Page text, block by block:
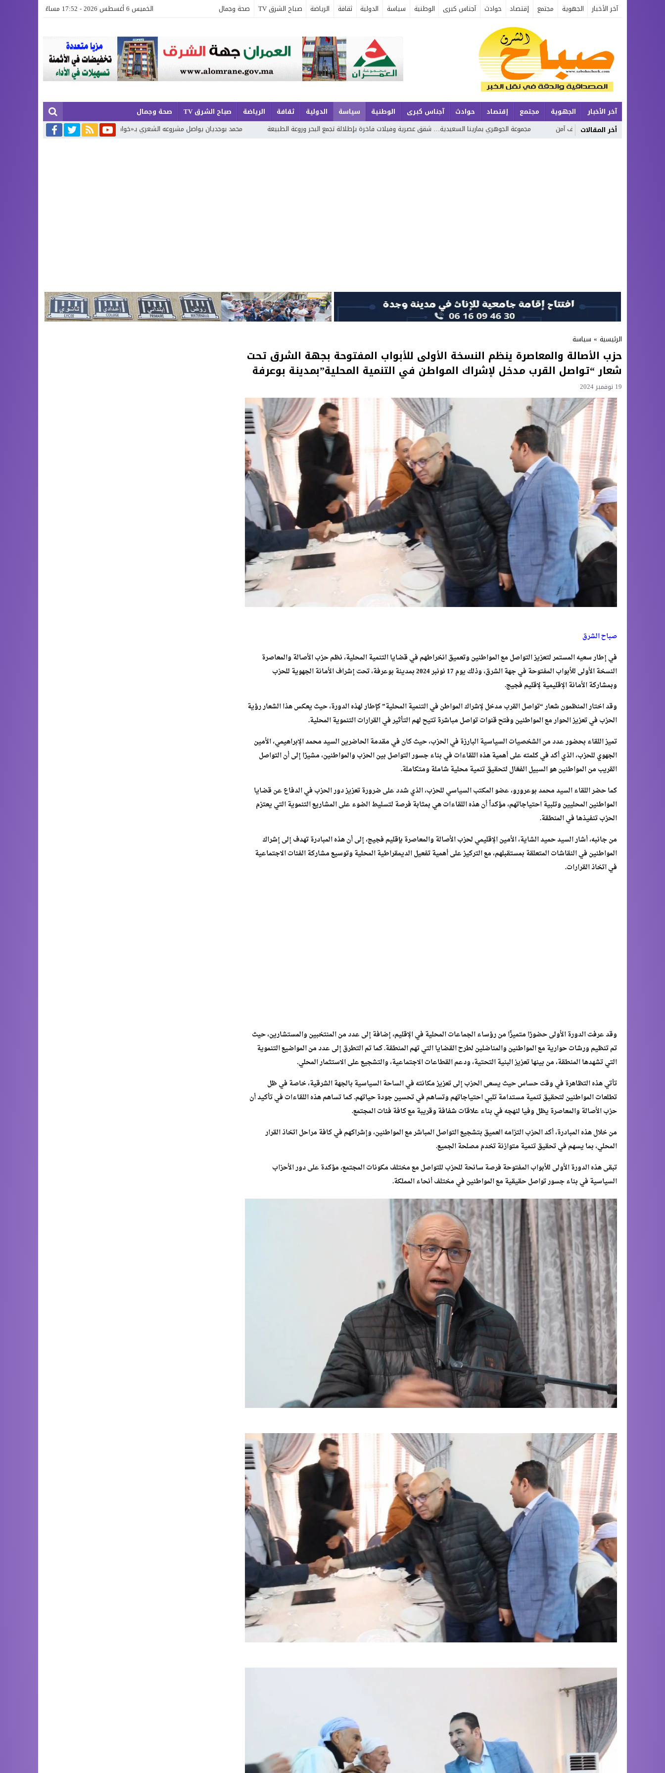
آخر الأخبار الجهوية مجتمع إقتصاد حوادث آجناس كبرى الوطنية سياسة الدولية ثقافة الرياضة صباح الشرق TV صحة وجمال الخميس 6 أغسطس 2026 - 17:52 مساءً
آخر الأخبار الجهوية مجتمع إقتصاد حوادث آجناس كبرى الوطنية سياسة الدولية ثقافة الرياضة صباح الشرق TV
صحة وجمال
أخر المقالات
مجموعة الجوهري بمارينا السعيدية… شقق عصرية وفيلات فاخرة بإطلالة تجمع البحر وروعة الطبيعة محمد بوجديان يواصل مشروعه الشعري بـ«خواطر عَجِبْتُ لَكَ يَا زَمَن»… الجزء الرابع تكريم حفظة كتاب الله في اختتام
الرئيسية » سياسة
حزب الأصالة والمعاصرة ينظم النسخة الأولى للأبواب المفتوحة بجهة الشرق تحت
شعار “تواصل القرب مدخل لإشراك المواطن في التنمية المحلية”بمدينة بوعرفة
19 نوفمبر 2024
صباح الشرق
في إطار سعيه المستمر لتعزيز التواصل مع المواطنين وتعميق انخراطهم في قضايا التنمية المحلية، نظم حزب الأصالة والمعاصرة
النسخة الأولى للأبواب المفتوحة في جهة الشرق، وذلك يوم 17 نونبر 2024 بمدينة بوعرفة، تحت إشراف الأمانة الجهوية للحزب
وبمشاركة الأمانة الإقليمية لإقليم فجيج.
وقد اختار المنظمون شعار “تواصل القرب مدخل لإشراك المواطن في التنمية المحلية” كإطار لهذه الدورة، حيث يعكس هذا الشعار رؤية
الحزب في تعزيز الحوار مع المواطنين وفتح قنوات تواصل مباشرة تتيح لهم التأثير في القرارات التنموية المحلية.
تميز اللقاء بحضور عدد من الشخصيات السياسية البارزة في الحزب، حيث كان في مقدمة الحاضرين السيد محمد الإبراهيمي، الأمين
الجهوي للحزب، الذي أكد في كلمته على أهمية هذه اللقاءات في بناء جسور التواصل بين الحزب والمواطنين، مشيرًا إلى أن التواصل
القريب من المواطنين هو السبيل الفعّال لتحقيق تنمية محلية شاملة ومتكاملة.
كما حضر اللقاء السيد محمد بوعرورو، عضو المكتب السياسي للحزب، الذي شدد على ضرورة تعزيز دور الحزب في الدفاع عن قضايا
المواطنين المحليين وتلبية احتياجاتهم، مؤكداً أن هذه اللقاءات هي بمثابة فرصة لتسليط الضوء على المشاريع التنموية التي يعتزم
الحزب تنفيذها في المنطقة.
من جانبه، أشار السيد حميد الشاية، الأمين الإقليمي لحزب الأصالة والمعاصرة بإقليم فجيج، إلى أن هذه المبادرة تهدف إلى إشراك
المواطنين في النقاشات المتعلقة بمستقبلهم، مع التركيز على أهمية تفعيل الديمقراطية المحلية وتوسيع مشاركة الفئات الاجتماعية
في اتخاذ القرارات.
وقد عرفت الدورة الأولى حضورًا متميزًا من رؤساء الجماعات المحلية في الإقليم، إضافة إلى عدد من المنتخبين والمستشارين، حيث
تم تنظيم ورشات حوارية مع المواطنين والمناضلين لطرح القضايا التي تهم المنطقة. كما تم التطرق إلى عدد من المواضيع التنموية
التي تشهدها المنطقة، من بينها تعزيز البنية التحتية، ودعم القطاعات الاجتماعية، والتشجيع على الاستثمار المحلي.
تأتي هذه التظاهرة في وقت حساس حيث يسعى الحزب إلى تعزيز مكانته في الساحة السياسية بالجهة الشرقية، خاصة في ظل
تطلعات المواطنين لتحقيق تنمية مستدامة تلبي احتياجاتهم وتساهم في تحسين جودة حياتهم. كما تساهم هذه اللقاءات في تأكيد أن
حزب الأصالة والمعاصرة يظل وفيا لنهجه في بناء علاقات شفافة وقريبة مع كافة فئات المجتمع.
من خلال هذه المبادرة، أكد الحزب التزامه العميق بتشجيع التواصل المباشر مع المواطنين، وإشراكهم في كافة مراحل اتخاذ القرار
المحلي، بما يسهم في تحقيق تنمية متوازنة تخدم مصلحة الجميع.
تبقى هذه الدورة الأولى للأبواب المفتوحة فرصة سانحة للحزب للتواصل مع مختلف مكونات المجتمع، مؤكدة على دور الأحزاب
السياسية في بناء جسور تواصل حقيقية مع المواطنين في مختلف أنحاء المملكة.